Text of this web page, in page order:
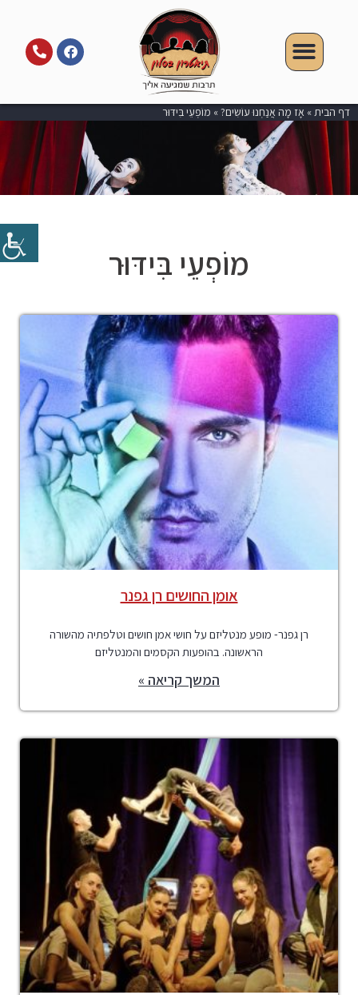
דף הבית» אָז מָה אֲנַחְנוּ עוֹשִׂים?» מוֹפְעֵי בִּידּוּר
מוֹפְעֵי בִּידּוּר
אומן החושים רן גפנר
רן גפנר- מופע מנטליזם על חושי אמן חושים וטלפתיה מהשורה
הראשונה. בהופעות הקסמים והמנטליזם
המשך קריאה »